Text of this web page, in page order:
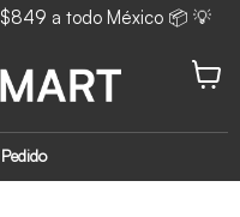
a todo México 📦 💡